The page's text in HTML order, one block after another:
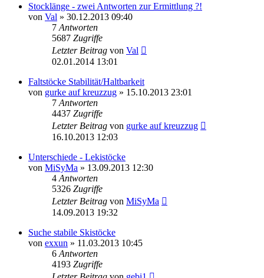
Stocklänge - zwei Antworten zur Ermittlung ?!
von Val » 30.12.2013 09:40
7 Antworten
5687 Zugriffe
Letzter Beitrag von Val
02.01.2014 13:01
Faltstöcke Stabilität/Haltbarkeit
von gurke auf kreuzzug » 15.10.2013 23:01
7 Antworten
4437 Zugriffe
Letzter Beitrag von gurke auf kreuzzug
16.10.2013 12:03
Unterschiede - Lekistöcke
von MiSyMa » 13.09.2013 12:30
4 Antworten
5326 Zugriffe
Letzter Beitrag von MiSyMa
14.09.2013 19:32
Suche stabile Skistöcke
von exxun » 11.03.2013 10:45
6 Antworten
4193 Zugriffe